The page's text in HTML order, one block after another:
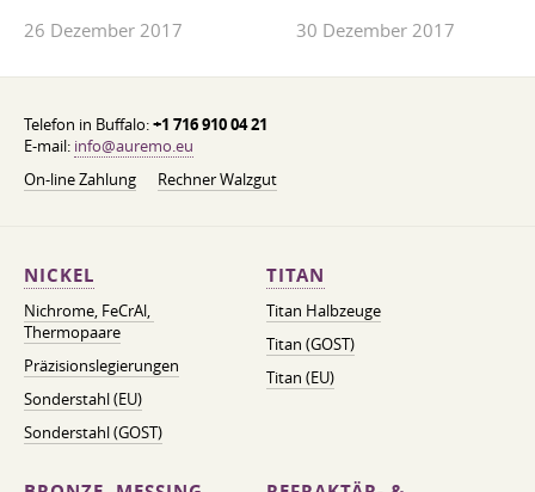
26 Dezember 2017 30 Dezember 2017
Telefon in Buffalo:+1 716 910 04 21
E-mail: info@auremo.eu
On-line Zahlung
Rechner Walzgut
NICKEL
Nichrome, FeСrAl, ​​
Thermopaare
Präzisionslegierungen
Sonderstahl (EU)
Sonderstahl (GOST)
TITAN
Titan Halbzeuge
Titan (GOST)
Titan (EU)